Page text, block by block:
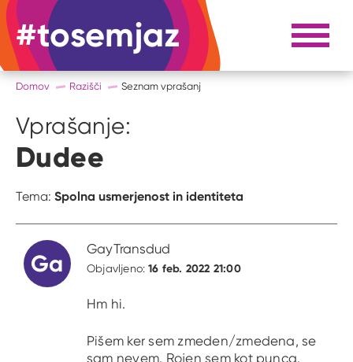
#tosemjaz #to sem jaz Razpri
Domov Razišči Seznam vprašanj
Vprašanje:
Dudee
Tema: Spolna usmerjenost in identiteta
Ga
GayTransdud
Objavljeno:16 feb. 2022 21:00
Hm hi.
Pišem ker sem zmeden/zmedena, se
sam nevem. Rojen sem kot punca.